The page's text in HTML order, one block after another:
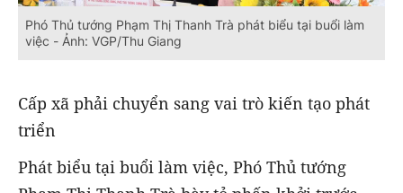
Phó Thủ tướng Phạm Thị Thanh Trà phát biểu tại buổi làm
việc - Ảnh: VGP/Thu Giang
Cấp xã phải chuyển sang vai trò kiến tạo phát
triển
Phát biểu tại buổi làm việc, Phó Thủ tướng